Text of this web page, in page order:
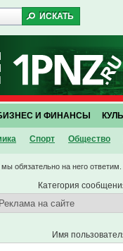
Спорт Общество
И ФИНАНСЫ
обязательно на него ответим.
Категория
Имя